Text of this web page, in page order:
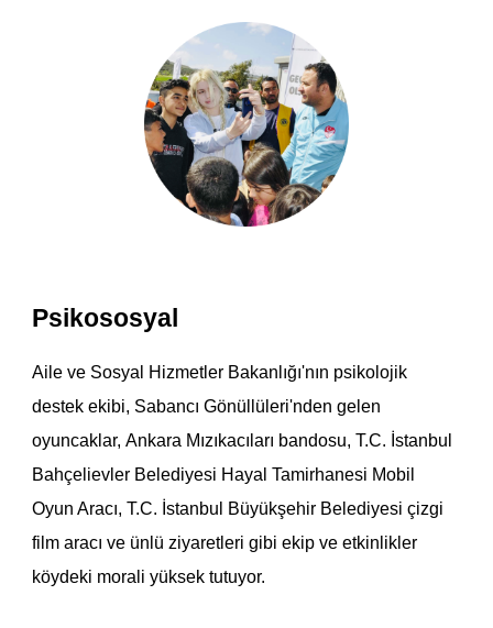
Psikososyal
Aile ve Sosyal Hizmetler Bakanlığı'nın psikolojik
destek ekibi, Sabancı Gönüllüleri'nden gelen
oyuncaklar,Ankara Mızıkacıları bandosu, T.C. İstanbul
Bahçelievler Belediyesi Hayal Tamirhanesi Mobil
Oyun Aracı, T.C. İstanbul Büyükşehir Belediyesi çizgi
film aracı ve ünlü ziyaretleri gibi ekip ve etkinlikler
köydeki morali yüksek tutuyor.